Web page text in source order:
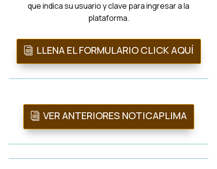
que indica su usuario y clave para ingresar a la
plataforma.
LLENA EL FORMULARIO CLICK AQUÍ
VER ANTERIORES NOTICAPLIMA